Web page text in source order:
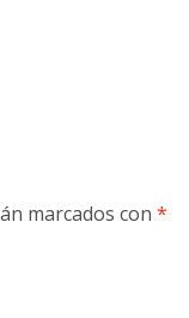
marcados con*